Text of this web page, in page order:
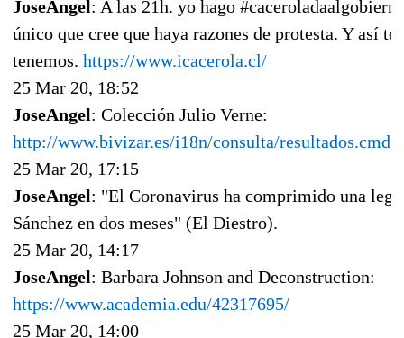
JoseAngel: A las 21h. yo hago
único que cree que haya razones de protesta. Y así
tenemos. https://www.icacerola.cl/
25 Mar 20, 18:52
JoseAngel: Colección Julio Verne:
http://www.bivizar.es/i18n/consulta/
25 Mar 20, 17:15
JoseAngel: "El Coronavirus ha comprimido una
Sánchez en dos meses" (El Diestro).
25 Mar 20, 14:17
JoseAngel: Barbara Johnson and Deconstruction:
https://www.academia.edu/42317695/
25 Mar 20, 14:00